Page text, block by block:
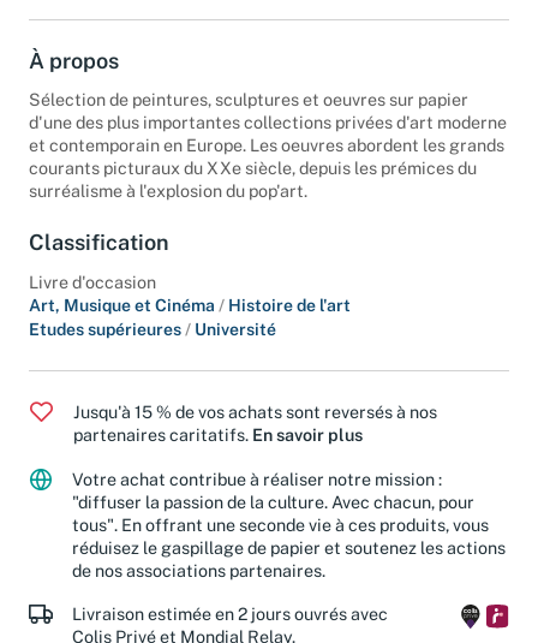
À propos
Sélection de peintures, sculptures et oeuvres sur papier
d'une des plus importantes collections privées d'art moderne
et contemporain en Europe. Les oeuvres abordent les grands
courants picturaux du XXe siècle, depuis les prémices du
surréalisme à l'explosion du pop'art.
Classification
Livre d'occasion
Art, Musique et Cinéma / Histoire de l'art
Etudes supérieures / Université
Jusqu'à 15 % de vos achats sont reversés à nos
partenaires caritatifs. En savoir plus
Votre achat contribue à réaliser notre mission :
"diffuser la passion de la culture. Avec chacun, pour
tous". En offrant une seconde vie à ces produits, vous
réduisez le gaspillage de papier et soutenez les actions
de nos associations partenaires.
Livraison estimée en 2 jours ouvrés avec
Colis Privé et Mondial Relay.